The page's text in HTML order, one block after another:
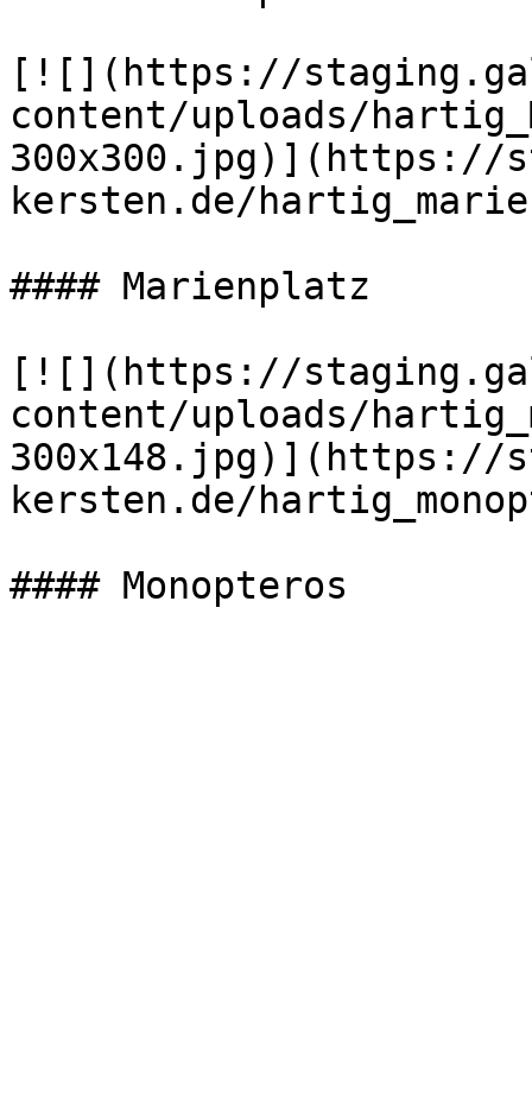
[![](https://
content/uploads/
300x300.jpg)](https://
kersten.de/
#### Marienplatz
[![](https://
content/uploads/
300x148.jpg)](https://
kersten.de/
#### Monopteros